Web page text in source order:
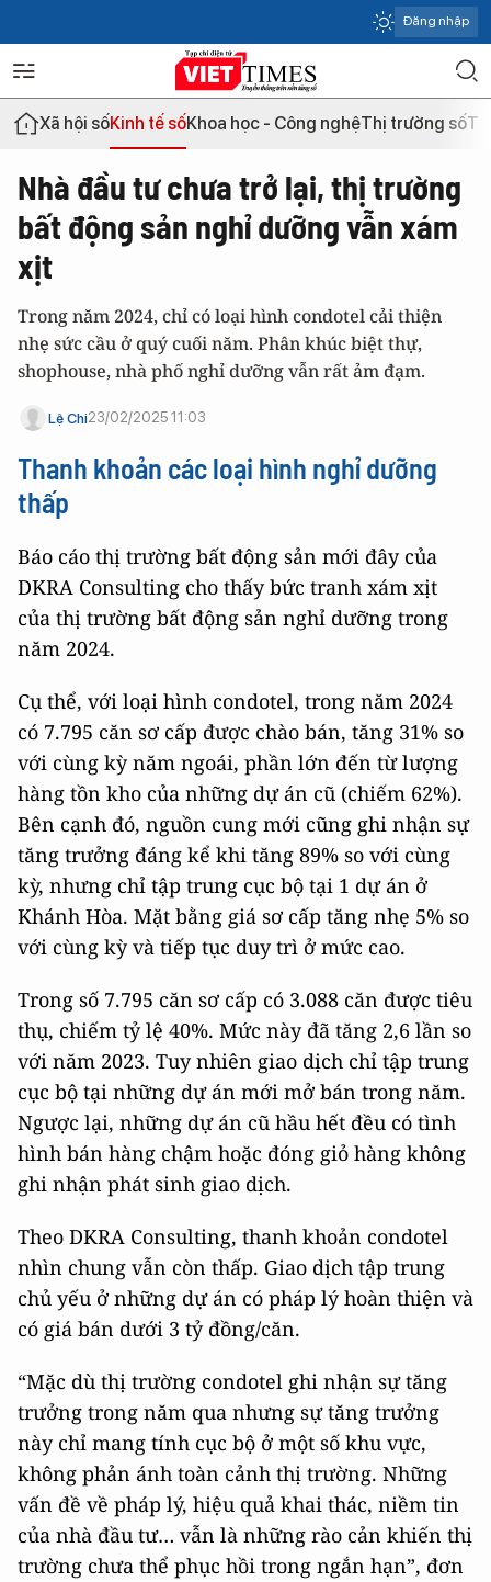
Đăng nhập
Xã hội sốKinh tế sốKhoa học - Công nghệThị trường số
Nhà đầu tư chưa trở lại, thị trường
bất động sản nghỉ dưỡng vẫn xám
xịt
Trong năm 2024, chỉ có loại hình condotel cải thiện
nhẹ sức cầu ở quý cuối năm. Phân khúc biệt thự,
shophouse, nhà phố nghỉ dưỡng vẫn rất ảm đạm.
Lệ Chi23/02/2025 11:03
Thanh khoản các loại hình nghỉ dưỡng
thấp
Báo cáo thị trường bất động sản mới đây của
DKRA Consulting cho thấy bức tranh xám xịt
của thị trường bất động sản nghỉ dưỡng trong
năm 2024.
Cụ thể, với loại hình condotel, trong năm 2024
có 7.795 căn sơ cấp được chào bán, tăng 31% so
với cùng kỳ năm ngoái, phần lớn đến từ lượng
hàng tồn kho của những dự án cũ (chiếm 62%).
Bên cạnh đó, nguồn cung mới cũng ghi nhận sự
tăng trưởng đáng kể khi tăng 89% so với cùng
kỳ, nhưng chỉ tập trung cục bộ tại 1 dự án ở
Khánh Hòa. Mặt bằng giá sơ cấp tăng nhẹ 5% so
với cùng kỳ và tiếp tục duy trì ở mức cao.
Trong số 7.795 căn sơ cấp có 3.088 căn được tiêu
thụ, chiếm tỷ lệ 40%. Mức này đã tăng 2,6 lần so
với năm 2023. Tuy nhiên giao dịch chỉ tập trung
cục bộ tại những dự án mới mở bán trong năm.
Ngược lại, những dự án cũ hầu hết đều có tình
hình bán hàng chậm hoặc đóng giỏ hàng không
ghi nhận phát sinh giao dịch.
Theo DKRA Consulting, thanh khoản condotel
nhìn chung vẫn còn thấp. Giao dịch tập trung
chủ yếu ở những dự án có pháp lý hoàn thiện và
có giá bán dưới 3 tỷ đồng/căn.
“Mặc dù thị trường condotel ghi nhận sự tăng
trưởng trong năm qua nhưng sự tăng trưởng
này chỉ mang tính cục bộ ở một số khu vực,
không phản ánh toàn cảnh thị trường. Những
vấn đề về pháp lý, hiệu quả khai thác, niềm tin
của nhà đầu tư… vẫn là những rào cản khiến thị
trường chưa thể phục hồi trong ngắn hạn”, đơn